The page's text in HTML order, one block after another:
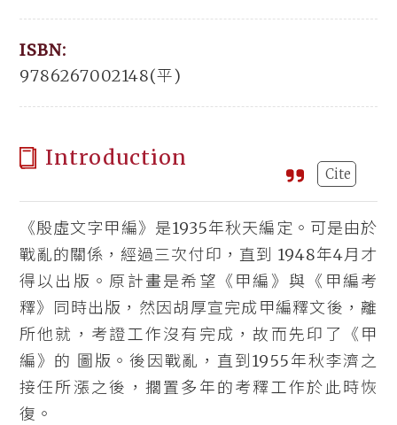
ISBN:
9786267002148(平)
Introduction
Cite
《殷虛文字甲編》是1935年秋天編定。可是由於
戰亂的關係，經過三次付印，直到 1948年4月才
得以出版。原計畫是希望《甲編》與《甲編考
釋》同時出版，然因胡厚宣完成甲編釋文後，離
所他就，考證工作沒有完成，故而先印了《甲
編》的 圖版。後因戰亂，直到1955年秋李濟之
接任所漲之後，擱置多年的考釋工作於此時恢
復。